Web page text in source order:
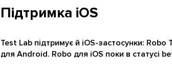
Підтримка iOS
Test Lab підтримує й iOS-застосунки:
для Android. Robo для iOS поки в статусі